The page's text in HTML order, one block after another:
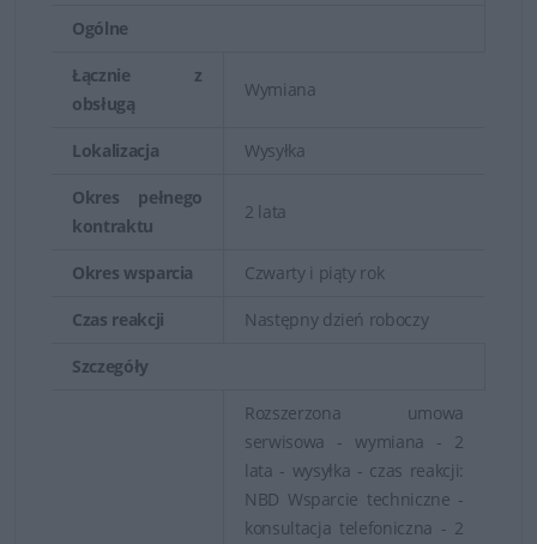
Ogólne
Łącznie z
obsługą
Wymiana
Lokalizacja Wysyłka
Okres pełnego
kontraktu
2 lata
Okres wsparcia Czwarty i piąty rok
Czas reakcji Następny dzień roboczy
Szczegóły
Rozszerzona umowa
serwisowa - wymiana - 2
lata - wysyłka - czas reakcji:
NBD Wsparcie techniczne -
konsultacja telefoniczna - 2